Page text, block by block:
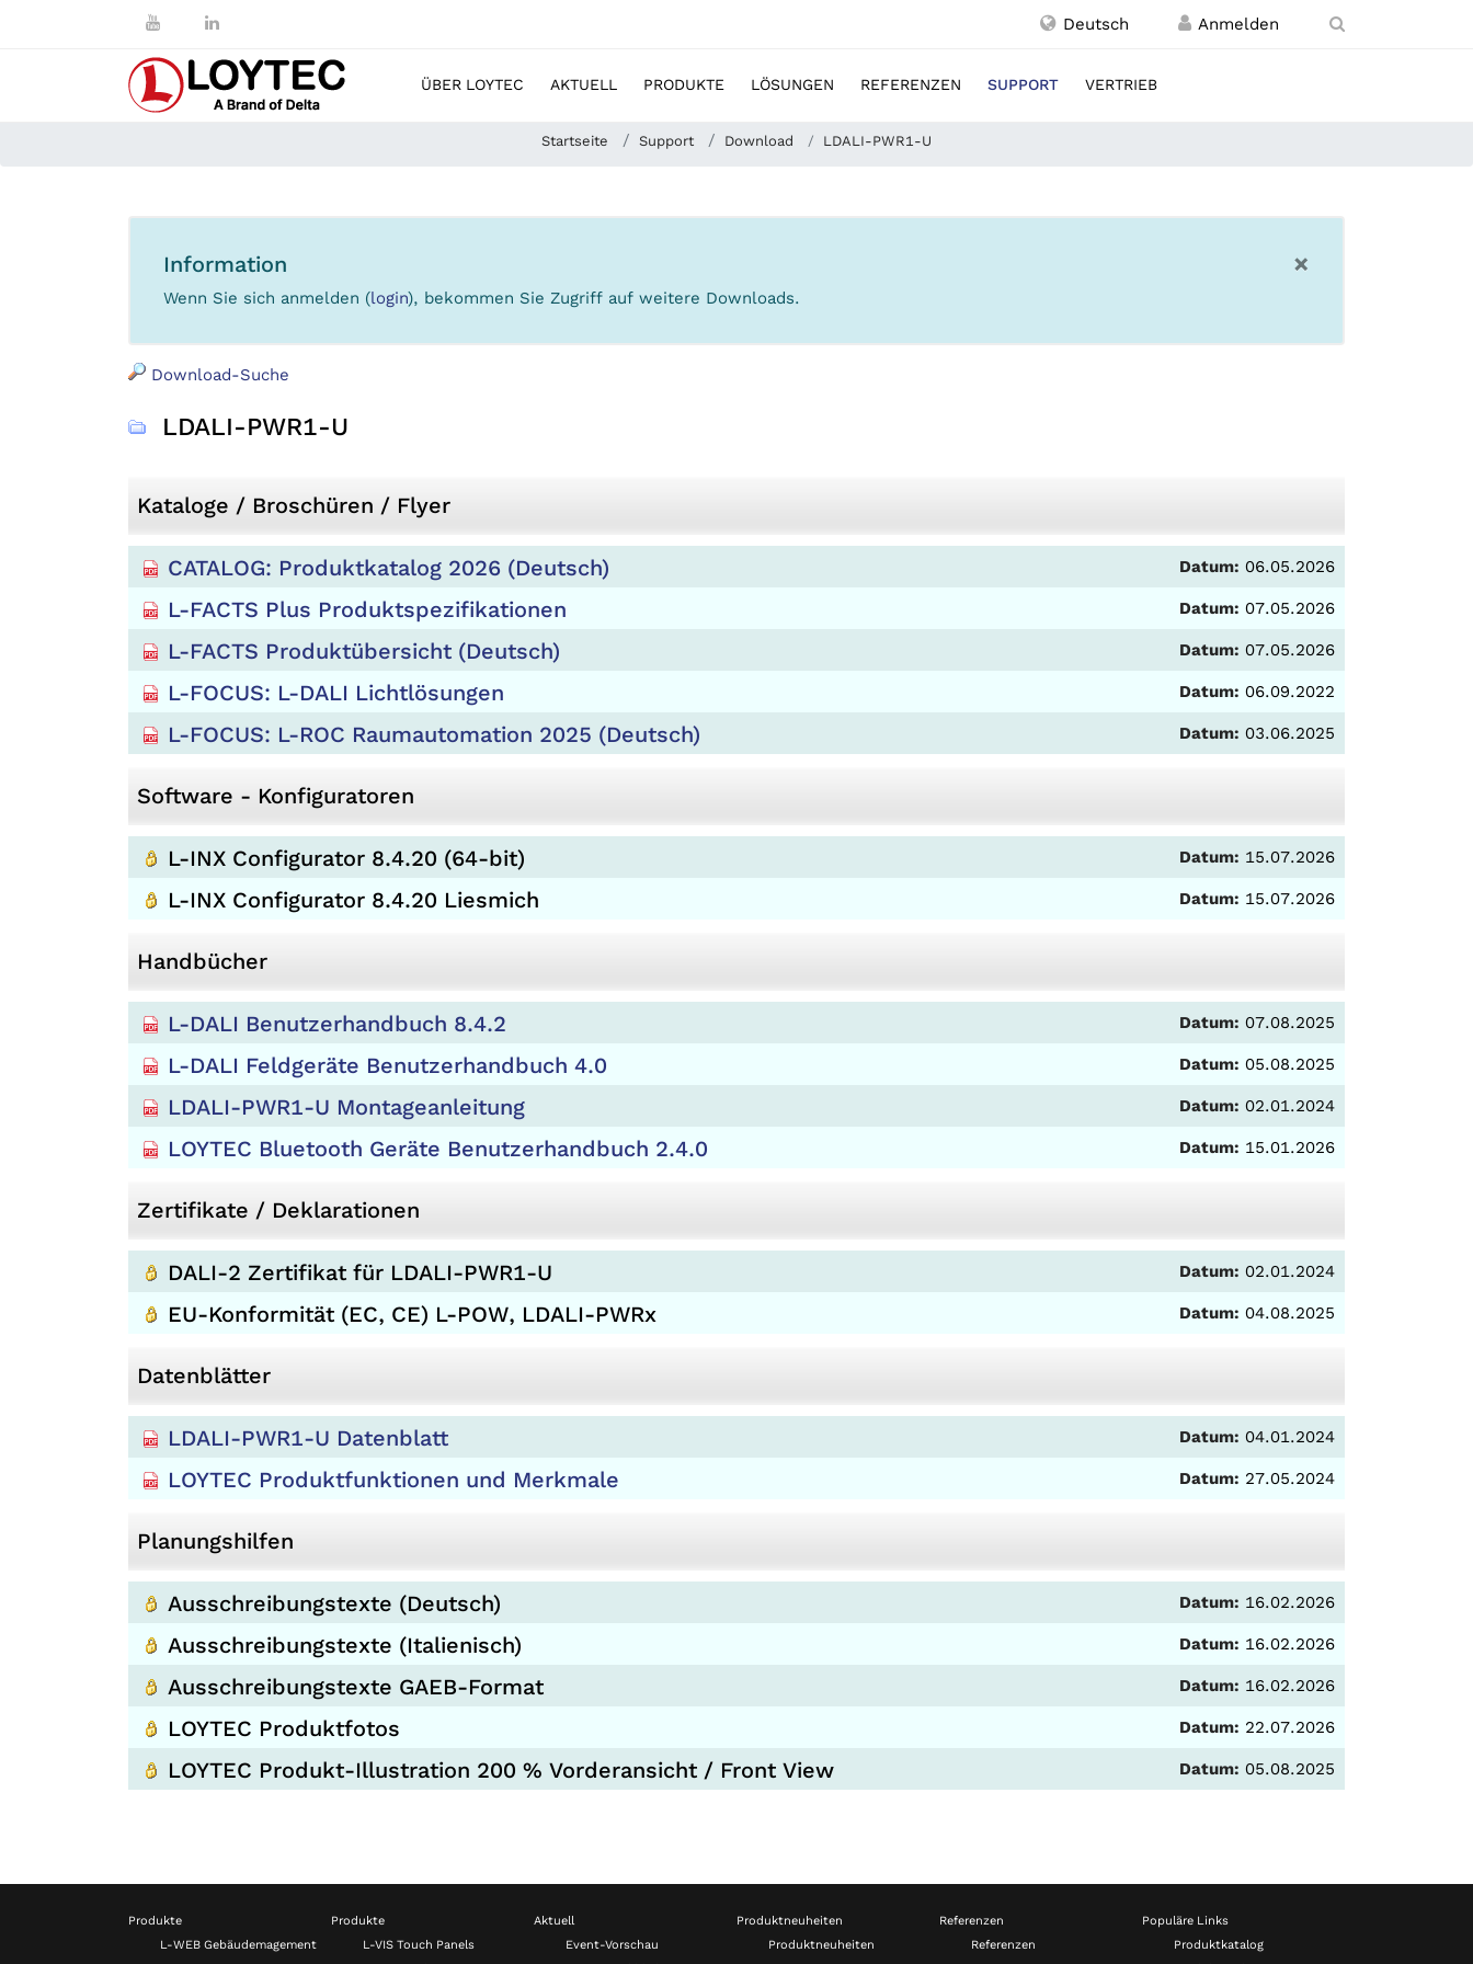
Deutsch
ÜBER LOYTEC AKTUELL PRODUKTE LÖSUNGEN REFERENZEN SUPPORT VERTRIEB
Startseite Support Download LDALI-PWR1-U
×
Information
Wenn Sie sich anmelden (login), bekommen Sie Zugriff auf weitere Downloads.
Download-Suche
LDALI-PWR1-U
Kataloge / Broschüren / Flyer
CATALOG: Produktkatalog 2026 (Deutsch) Datum: 06.05.2026
L-FACTS Plus Produktspezifikationen Datum: 07.05.2026
L-FACTS Produktübersicht (Deutsch) Datum: 07.05.2026
L-FOCUS: L-DALI Lichtlösungen Datum: 06.09.2022
L-FOCUS: L-ROC Raumautomation 2025 (Deutsch) Datum: 03.06.2025
Software - Konfiguratoren
L-INX Configurator 8.4.20 (64-bit) Datum: 15.07.2026
L-INX Configurator 8.4.20 Liesmich Datum: 15.07.2026
Handbücher
L-DALI Benutzerhandbuch 8.4.2 Datum: 07.08.2025
L-DALI Feldgeräte Benutzerhandbuch 4.0 Datum: 05.08.2025
LDALI-PWR1-U Montageanleitung Datum: 02.01.2024
LOYTEC Bluetooth Geräte Benutzerhandbuch 2.4.0 Datum: 15.01.2026
Zertifikate / Deklarationen
DALI-2 Zertifikat für LDALI-PWR1-U Datum: 02.01.2024
EU-Konformität (EC, CE) L-POW, LDALI-PWRx Datum: 04.08.2025
Datenblätter
LDALI-PWR1-U Datenblatt Datum: 04.01.2024
LOYTEC Produktfunktionen und Merkmale Datum: 27.05.2024
Planungshilfen
Ausschreibungstexte (Deutsch) Datum: 16.02.2026
Ausschreibungstexte (Italienisch) Datum: 16.02.2026
Ausschreibungstexte GAEB-Format Datum: 16.02.2026
LOYTEC Produktfotos Datum: 22.07.2026
LOYTEC Produkt-Illustration 200 % Vorderansicht / Front View Datum: 05.08.2025
Produkte
L-WEB Gebäudemagement
Produkte
L-VIS Touch Panels
Aktuell
Event-Vorschau
Produktneuheiten
Produktneuheiten
Referenzen
Referenzen
Populäre Links
Produktkatalog